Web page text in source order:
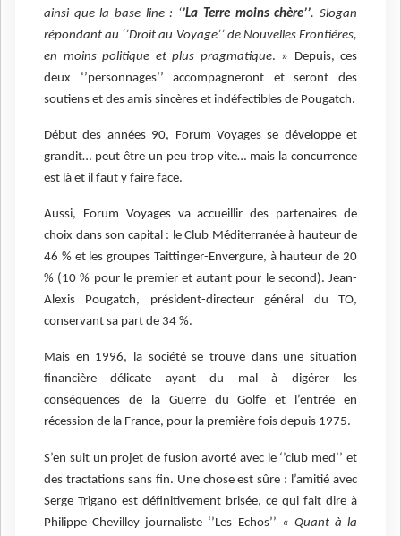
ainsi que la base line : ‘’La Terre moins chère’’. Slogan
répondant au ‘’Droit au Voyage’’ de Nouvelles Frontières,
en moins politique et plus pragmatique. » Depuis, ces
deux ‘’personnages’’ accompagneront et seront des
soutiens et des amis sincères et indéfectibles de Pougatch.
Début des années 90, Forum Voyages se développe et
grandit… peut être un peu trop vite… mais la concurrence
est là et il faut y faire face.
Aussi, Forum Voyages va accueillir des partenaires de
choix dans son capital : le Club Méditerranée à hauteur de
46 % et les groupes Taittinger-Envergure, à hauteur de 20
% (10 % pour le premier et autant pour le second). Jean-
Alexis Pougatch, président-directeur général du TO,
conservant sa part de 34 %.
Mais en 1996, la société se trouve dans une situation
financière délicate ayant du mal à digérer les
conséquences de la Guerre du Golfe et l’entrée en
récession de la France, pour la première fois depuis 1975.
S’en suit un projet de fusion avorté avec le ‘’club med’’ et
des tractations sans fin. Une chose est sûre : l’amitié avec
Serge Trigano est définitivement brisée, ce qui fait dire à
Philippe Chevilley journaliste ‘’Les Echos’’ « Quant à la